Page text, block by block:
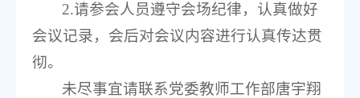
2.请参会人员遵守会场纪律，认真做好
会议记录，会后对会议内容进行认真传达贯
彻。
未尽事宜请联系党委教师工作部唐宇翔